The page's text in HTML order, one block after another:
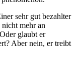
sehr gut bezahlter
mehr an
glaubt er
Aber nein, er treibt